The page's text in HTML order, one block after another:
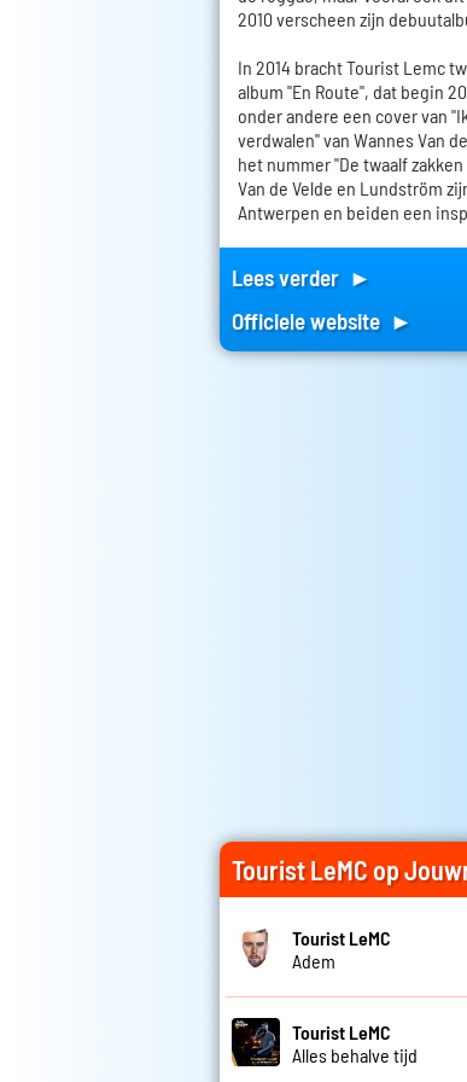
2010 verscheen zijn
In 2014 bracht Tourist Lemc
album "En Route", dat begin
onder andere een cover van
verdwalen" van Wannes Van
het nummer "De twaalf
Van de Velde en Lundström
Antwerpen en beiden een
Lees verder ►
Officiele website ►
Tourist LeMC op
Tourist LeMC
Adem
Tourist LeMC
Alles behalve tijd